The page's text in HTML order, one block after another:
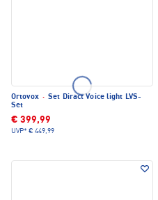
Ortovox · Set Diract Voice light LVS-
Set
€ 399,99
UVP* € 449,99